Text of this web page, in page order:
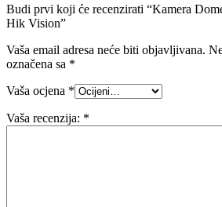
Budi prvi koji će recenzirati “Kamera
Hik Vision”
Vaša email adresa neće biti objavljivana.
označena sa *
Vaša ocjena *
Vaša recenzija: *